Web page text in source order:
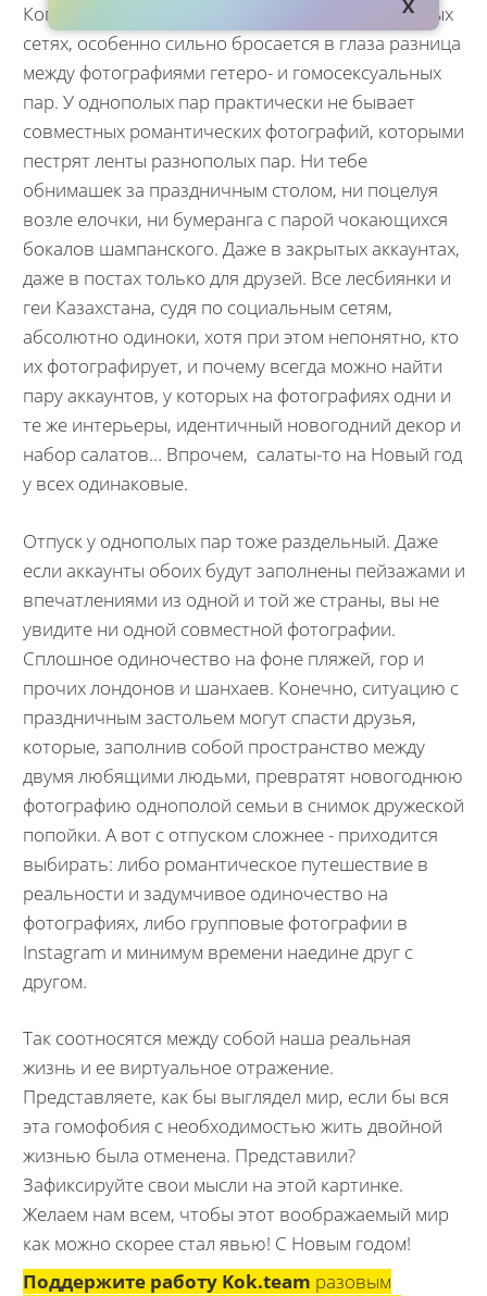
Когда листаешь новогоднюю ленту в социальных
сетях, особенно сильно бросается в глаза разница
между фотографиями гетеро- и гомосексуальных
пар. У однополых пар практически не бывает
совместных романтических фотографий, которыми
пестрят ленты разнополых пар. Ни тебе
обнимашек за праздничным столом, ни поцелуя
возле елочки, ни бумеранга с парой чокающихся
бокалов шампанского. Даже в закрытых аккаунтах,
даже в постах только для друзей. Все лесбиянки и
геи Казахстана, судя по социальным сетям,
абсолютно одиноки, хотя при этом непонятно, кто
их фотографирует, и почему всегда можно найти
пару аккаунтов, у которых на фотографиях одни и
те же интерьеры, идентичный новогодний декор и
набор салатов… Впрочем, салаты-то на Новый год
у всех одинаковые.
Отпуск у однополых пар тоже раздельный. Даже
если аккаунты обоих будут заполнены пейзажами и
впечатлениями из одной и той же страны, вы не
увидите ни одной совместной фотографии.
Сплошное одиночество на фоне пляжей, гор и
прочих лондонов и шанхаев. Конечно, ситуацию с
праздничным застольем могут спасти друзья,
которые, заполнив собой пространство между
двумя любящими людьми, превратят новогоднюю
фотографию однополой семьи в снимок дружеской
попойки. А вот с отпуском сложнее - приходится
выбирать: либо романтическое путешествие в
реальности и задумчивое одиночество на
фотографиях, либо групповые фотографии в
Instagram и минимум времени наедине друг с
другом.
Так соотносятся между собой наша реальная
жизнь и ее виртуальное отражение.
Представляете, как бы выглядел мир, если бы вся
эта гомофобия с необходимостью жить двойной
жизнью была отменена. Представили?
Зафиксируйте свои мысли на этой картинке.
Желаем нам всем, чтобы этот воображаемый мир
как можно скорее стал явью! С Новым годом!
Поддержите работу Kok.team разовым